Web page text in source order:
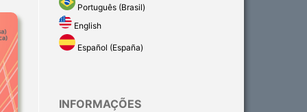
Português (Brasil)
English
Español (España)
INFORMAÇÕES